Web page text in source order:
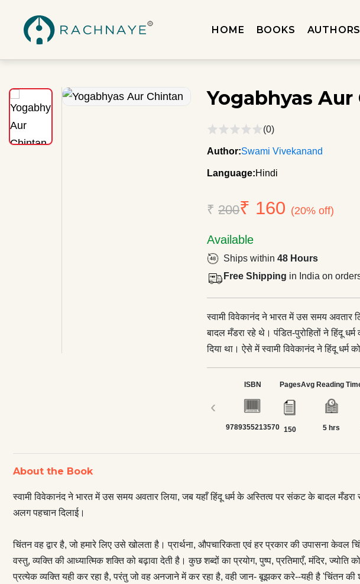
HOME BOOKS AUTHORS
Yogabhyas
(0)
Author:Swami Vivekanand
Language:Hindi
₹200₹ 160 (20% off)
Available
Ships within48 Hours
Free Shipping in India on
स्वामी विवेकानंद ने भारत में उस समय अवतार
बादल मँडरा रहे थे। पंडित-पुरोहितों ने हिंदू
दिया था। ऐसे में स्वामी विवेकानंद ने हिंदू धर्म को एक
का बाल-विहार (Kindergarten) है। आप
पहले एक प्रथा थी कि प्रत्येक वस्तु, व्यक्ति
का प्रयोग, पुष्प, प्रतिमाएँ, मंदिर, ज्योति को
हैं, परंतु वह व्यवहार सदैव व्यक्ति की आत्मा के
पर विस्तार से प्रकाश डाला है। अतः हर आयु
‹
ISBN
9789355213570
Pages
150
Avg Reading
5 hrs
About the Book
स्वामी विवेकानंद ने भारत में उस समय अवतार लिया, जब यहाँ हिंदू धर्म के अस्तित्व पर संकट के बादल मँडरा
अलग पहचान दिलाई।
चिंतन वह द्वार है, जो हमारे लिए उसे खोलता है। प्रार्थना, औपचारिकता एवं हर प्रकार की उपासना
वस्तु, व्यक्ति की आध्यात्मिक शक्ति को बढ़ावा देती है। कुछ शब्दों का प्रयोग, पुष्प, प्रतिमाएँ, मंदिर,
प्रत्येक व्यक्ति यही कर रहा है, परंतु जो वह अनजाने में कर रहा है, वही जान- बूझकर करे--यही है 'चिंतन की